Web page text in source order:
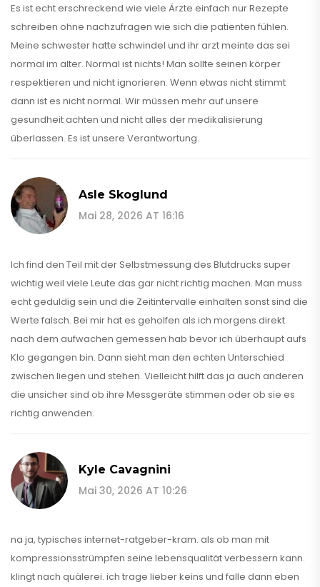
Es ist echt erschreckend wie viele Ärzte einfach nur Rezepte
schreiben ohne nachzufragen wie sich die patienten fühlen.
Meine schwester hatte schwindel und ihr arzt meinte das sei
normal im alter. Normal ist nichts! Man sollte seinen körper
respektieren und nicht ignorieren. Wenn etwas nicht stimmt
dann ist es nicht normal. Wir müssen mehr auf unsere
gesundheit achten und nicht alles der medikalisierung
überlassen. Es ist unsere Verantwortung.
Asle Skoglund
Mai 28, 2026 AT 16:16
Ich find den Teil mit der Selbstmessung des Blutdrucks super
wichtig weil viele Leute das gar nicht richtig machen. Man muss
echt geduldig sein und die Zeitintervalle einhalten sonst sind die
Werte falsch. Bei mir hat es geholfen als ich morgens direkt
nach dem aufwachen gemessen hab bevor ich überhaupt aufs
Klo gegangen bin. Dann sieht man den echten Unterschied
zwischen liegen und stehen. Vielleicht hilft das ja auch anderen
die unsicher sind ob ihre Messgeräte stimmen oder ob sie es
richtig anwenden.
Kyle Cavagnini
Mai 30, 2026 AT 10:26
na ja, typisches internet-ratgeber-kram. als ob man mit
kompressionsstrümpfen seine lebensqualität verbessern kann.
klingt nach quälerei. ich trage lieber keins und falle dann eben